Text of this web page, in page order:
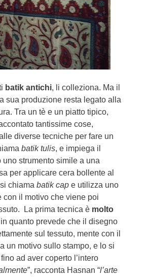
batik antichi, li colleziona. Ma il
sua produzione resta legato alla
Tra un tè e un piatto tipico,
tantissime cose,
diverse tecniche per fare un
batik tulis, e impiega il
uno strumento simile a una
per applicare cera bollente al
si chiamabatik cap e utilizza uno
con il motivo che viene poi
La prima tecnica è molto
in quanto prevede che il disegno
sul tessuto, mente con il
un motivo sullo stampo, e lo si
ad aver coperto l’intero
”, racconta Hasnan “l’arte